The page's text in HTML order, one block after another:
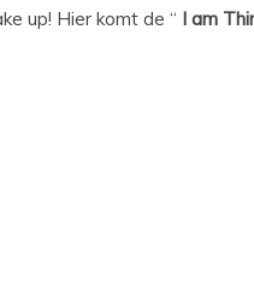
up! Hier komt de “ I am